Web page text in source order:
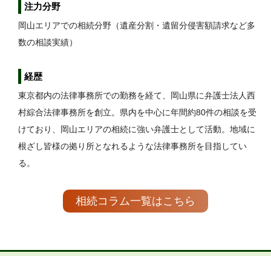
注力分野
岡山エリアでの相続分野（遺産分割・遺留分侵害額請求など多
数の相談実績）
経歴
東京都内の法律事務所での勤務を経て、岡山県に弁護士法人西
村綜合法律事務所を創立。県内を中心に年間約80件の相談を受
けており、岡山エリアの相続に強い弁護士として活動。地域に
根ざし皆様の拠り所となれるような法律事務所を目指してい
る。
相続コラム一覧はこちら